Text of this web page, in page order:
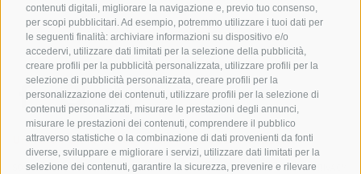
contenuti digitali, migliorare la navigazione e, previo tuo consenso,
per scopi pubblicitari. Ad esempio, potremmo utilizzare i tuoi dati per
le seguenti finalità: archiviare informazioni su dispositivo e/o
accedervi, utilizzare dati limitati per la selezione della pubblicità,
creare profili per la pubblicità personalizzata, utilizzare profili per la
selezione di pubblicità personalizzata, creare profili per la
personalizzazione dei contenuti, utilizzare profili per la selezione di
contenuti personalizzati, misurare le prestazioni degli annunci,
misurare le prestazioni dei contenuti, comprendere il pubblico
attraverso statistiche o la combinazione di dati provenienti da fonti
diverse, sviluppare e migliorare i servizi, utilizzare dati limitati per la
selezione dei contenuti, garantire la sicurezza, prevenire e rilevare
UFFICIO PER IL PARCO NAZIONALE DELLO STELVIO
SOCIAL MEDIA POLICY | CREDITS | MAPPA DEL SITO | COOKIE POLICY | PRIVACY